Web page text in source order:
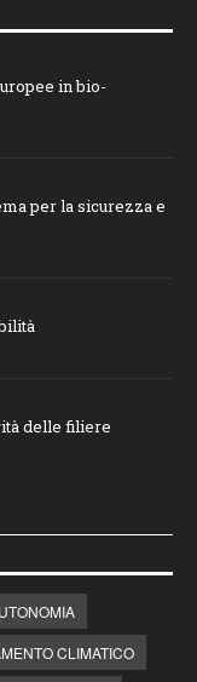
in bio-
per la sicurezza e
delle filiere
CLIMATICO